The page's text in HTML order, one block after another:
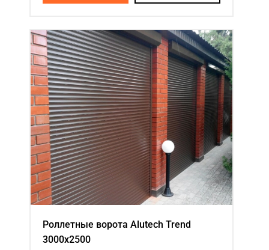
Роллетные ворота Alutech Trend
3000x2500